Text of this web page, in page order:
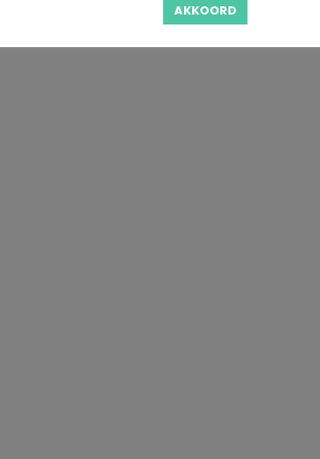
AKKOORD